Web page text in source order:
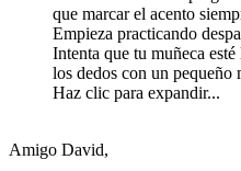
que marcar el acento
Empieza practicando
Intenta que tu muñeca
los dedos con un pequeño
Haz clic para expandir...
Amigo David,